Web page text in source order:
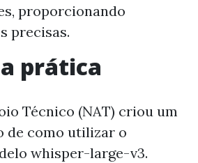
proporcionando
precisas.
prática
Técnico (NAT) criou um
de como utilizar o
whisper-large-v3.